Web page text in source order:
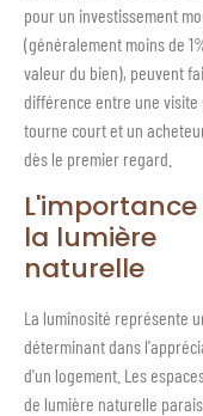
pour un investissement
(généralement moins de
valeur du bien), peuvent
différence entre une visite
tourne court et un
dès le premier regard.
la lumière
naturelle
La luminosité représente
déterminant dans
d'un logement. Les
de lumière naturelle